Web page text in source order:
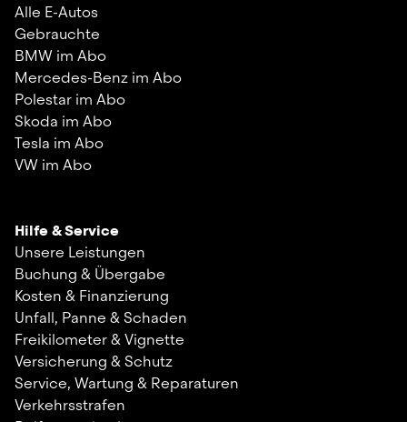
Alle E-Autos
Gebrauchte
BMW im Abo
Mercedes-Benz im Abo
Polestar im Abo
Skoda im Abo
Tesla im Abo
VW im Abo
Hilfe & Service
Unsere Leistungen
Buchung & Übergabe
Kosten & Finanzierung
Unfall, Panne & Schaden
Freikilometer & Vignette
Versicherung & Schutz
Service, Wartung & Reparaturen
Verkehrsstrafen